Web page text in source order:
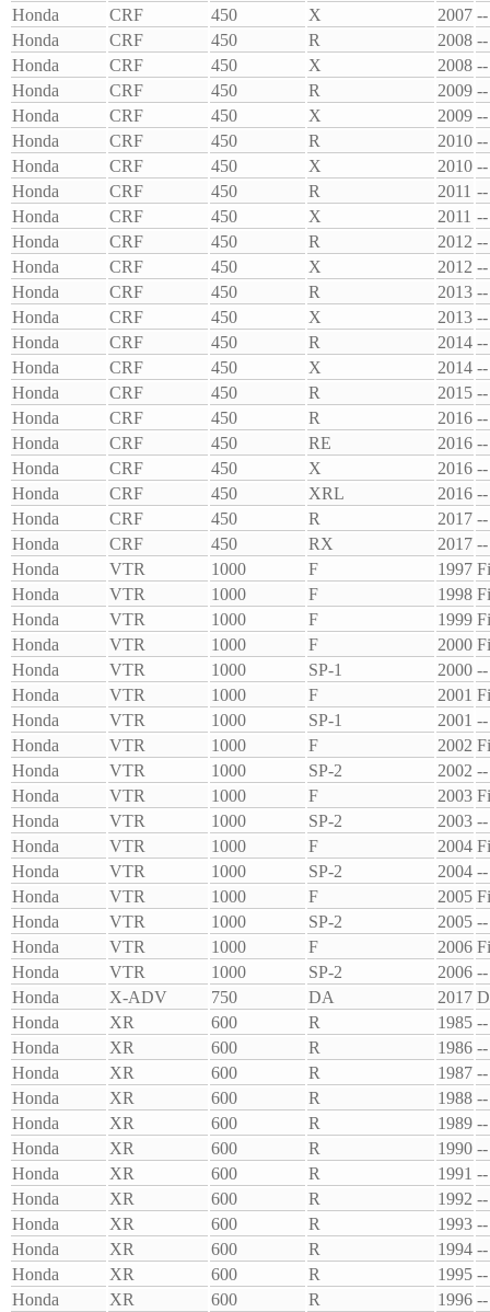
Honda
CRF 450 X 2007 --
Honda
CRF 450 R 2008 --
Honda
CRF 450 X 2008 --
Honda
CRF 450 R 2009 --
Honda
CRF 450 X 2009 --
Honda
CRF 450 R 2010 --
Honda
CRF 450 X 2010 --
Honda
CRF 450 R 2011 --
Honda
CRF 450 X 2011 --
Honda
CRF 450 R 2012 --
Honda
CRF 450 X 2012 --
Honda
CRF 450 R 2013 --
Honda
CRF 450 X 2013 --
Honda
CRF 450 R 2014 --
Honda
CRF 450 X 2014 --
Honda
CRF 450 R 2015 --
Honda
CRF 450 R 2016 --
Honda
CRF 450 RE 2016 --
Honda
CRF 450 X 2016 --
Honda
CRF 450 XRL 2016 --
Honda
CRF 450 R 2017 --
Honda
CRF 450 RX 2017 --
Honda
VTR 1000 F 1997
Honda
VTR 1000 F 1998
Honda
VTR 1000 F 1999
Honda
VTR 1000 F 2000
Honda
VTR 1000 SP-1 2000 --
Honda
VTR 1000 F 2001
Honda
VTR 1000 SP-1 2001 --
Honda
VTR 1000 F 2002
Honda
VTR 1000 SP-2 2002 --
Honda
VTR 1000 F 2003
Honda
VTR 1000 SP-2 2003 --
Honda
VTR 1000 F 2004
Honda
VTR 1000 SP-2 2004 --
Honda
VTR 1000 F 2005
Honda
VTR 1000 SP-2 2005 --
Honda
VTR 1000 F 2006
Honda
VTR 1000 SP-2 2006 --
Honda
X-ADV 750 DA 2017
Honda
XR 600 R 1985 --
Honda
XR 600 R 1986 --
Honda
XR 600 R 1987 --
Honda
XR 600 R 1988 --
Honda
XR 600 R 1989 --
Honda
XR 600 R 1990 --
Honda
XR 600 R 1991 --
Honda
XR 600 R 1992 --
Honda
XR 600 R 1993 --
Honda
XR 600 R 1994 --
Honda
XR 600 R 1995 --
Honda
XR 600 R 1996 --